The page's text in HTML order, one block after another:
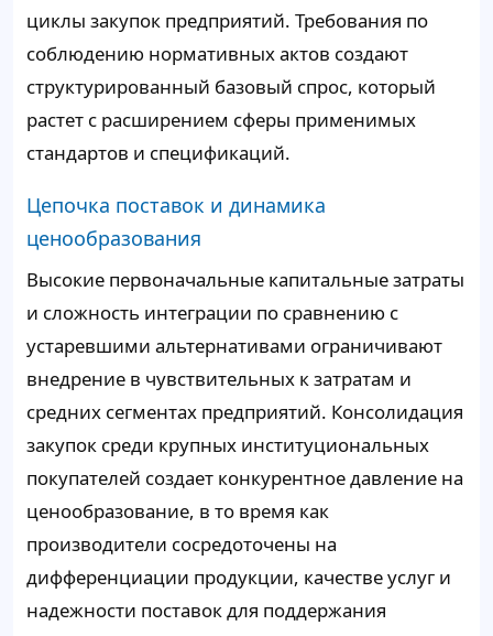
циклы закупок предприятий. Требования по
соблюдению нормативных актов создают
структурированный базовый спрос, который
растет с расширением сферы применимых
стандартов и спецификаций.
Цепочка поставок и динамика
ценообразования
Высокие первоначальные капитальные затраты
и сложность интеграции по сравнению с
устаревшими альтернативами ограничивают
внедрение в чувствительных к затратам и
средних сегментах предприятий. Консолидация
закупок среди крупных институциональных
покупателей создает конкурентное давление на
ценообразование, в то время как
производители сосредоточены на
дифференциации продукции, качестве услуг и
надежности поставок для поддержания